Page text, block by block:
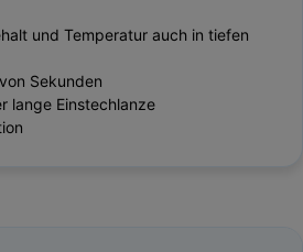
und Temperatur auch in tiefen
Sekunden
lange Einstechlanze